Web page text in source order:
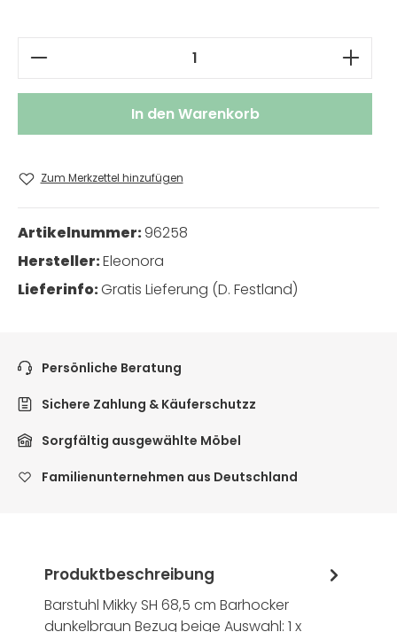
Produkt Anzahl: Gib den
In den Warenkorb
Zum Merkzettel hinzufügen
Artikelnummer:96258
Hersteller:Eleonora
Lieferinfo:Gratis Lieferung (D. Festland)
Persönliche Beratung
Sichere Zahlung & Käuferschutzz
Sorgfältig ausgewählte Möbel
Familienunternehmen aus Deutschland
Produktbeschreibung
Barstuhl Mikky SH 68,5 cm Barhocker
dunkelbraun Bezug beige Auswahl: 1 x